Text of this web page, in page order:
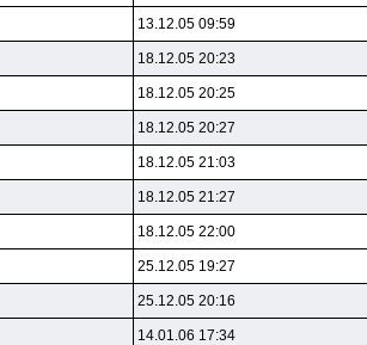
13.12.05 09:59
18.12.05 20:23
18.12.05 20:25
18.12.05 20:27
18.12.05 21:03
18.12.05 21:27
18.12.05 22:00
25.12.05 19:27
25.12.05 20:16
14.01.06 17:34